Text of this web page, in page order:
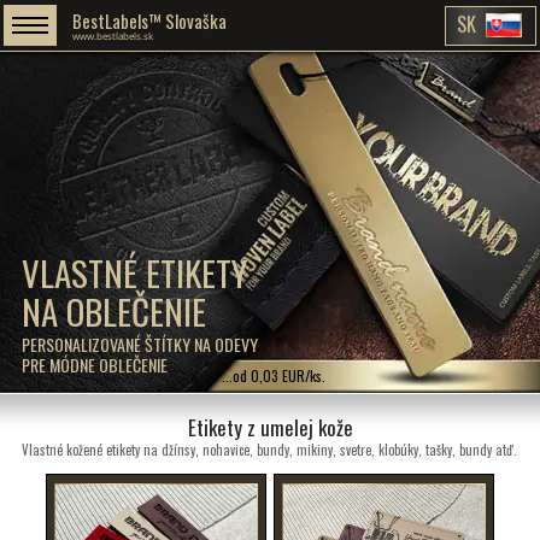
VLASTNÉ ETIKETY
NA OBLEČENIE
PERSONALIZOVANÉ ŠTÍTKY NA ODEVY
PRE MÓDNE OBLEČENIE
BestLabels™ Slovaška
www.bestlabels.sk SK
...od 0,03 EUR/ks.
Etikety z umelej kože
Vlastné kožené etikety na džínsy, nohavice, bundy, mikiny, svetre, klobúky, tašky, bundy atď.